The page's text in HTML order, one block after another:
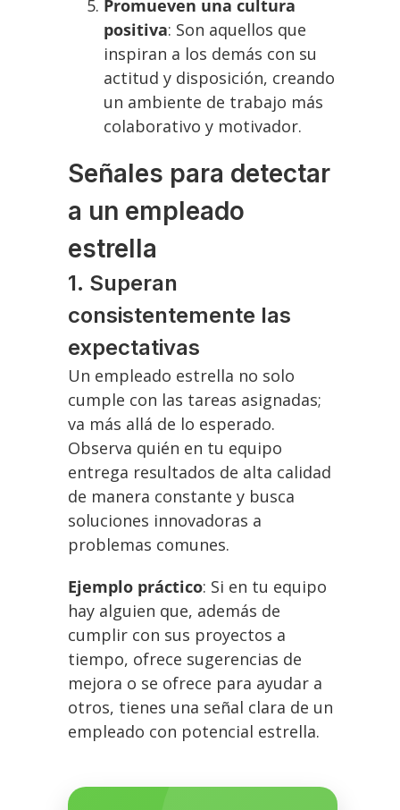
Promueven una cultura
positiva: Son aquellos que
inspiran a los demás con su
actitud y disposición, creando
un ambiente de trabajo más
colaborativo y motivador.
Señales para detectar
a un empleado
estrella
1. Superan
consistentemente las
expectativas
Un empleado estrella no solo
cumple con las tareas asignadas;
va más allá de lo esperado.
Observa quién en tu equipo
entrega resultados de alta calidad
de manera constante y busca
soluciones innovadoras a
problemas comunes.
Ejemplo práctico: Si en tu equipo
hay alguien que, además de
cumplir con sus proyectos a
tiempo, ofrece sugerencias de
mejora o se ofrece para ayudar a
otros, tienes una señal clara de un
empleado con potencial estrella.